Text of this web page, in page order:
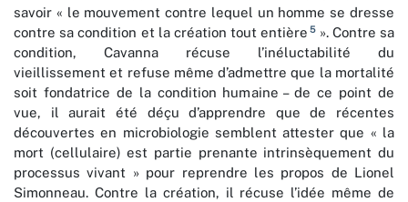
savoir « le mouvement contre lequel un homme se dresse
contre sa condition et la création tout entière 5». Contre sa
condition, Cavanna récuse l’inéluctabilité du
vieillissement et refuse même d’admettre que la mortalité
soit fondatrice de la condition humaine – de ce point de
vue, il aurait été déçu d’apprendre que de récentes
découvertes en microbiologie semblent attester que « la
mort (cellulaire) est partie prenante intrinsèquement du
processus vivant » pour reprendre les propos de Lionel
Simonneau. Contre la création, il récuse l’idée même de